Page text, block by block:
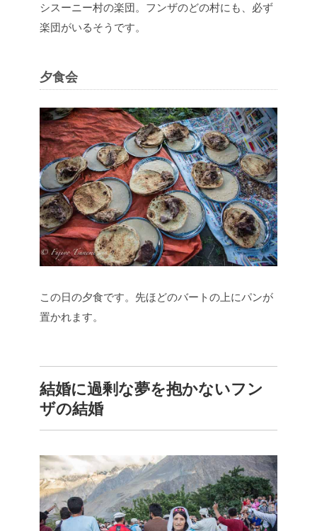
シスーニー村の楽団。フンザのどの村にも、必ず
楽団がいるそうです。
夕食会
この日の夕食です。先ほどのバートの上にパンが
置かれます。
結婚に過剰な夢を抱かないフン
ザの結婚